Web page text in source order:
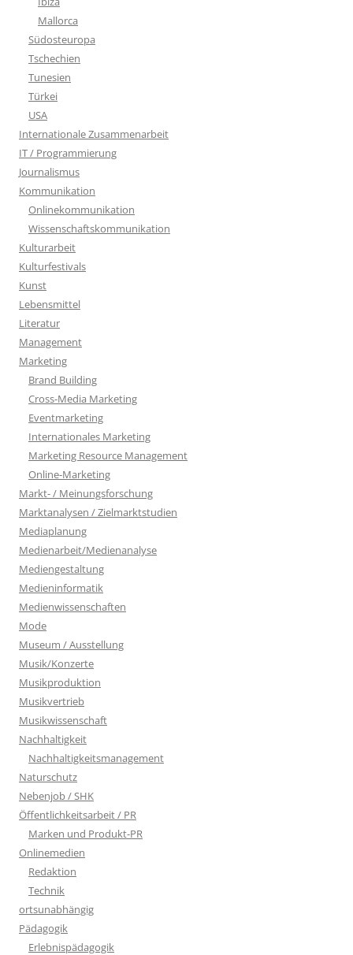
Mallorca
Südosteuropa
Tschechien
Tunesien
Türkei
USA
Internationale Zusammenarbeit
IT / Programmierung
Journalismus
Kommunikation
Onlinekommunikation
Wissenschaftskommunikation
Kulturarbeit
Kulturfestivals
Kunst
Lebensmittel
Literatur
Management
Marketing
Brand Building
Cross-Media Marketing
Eventmarketing
Internationales Marketing
Marketing Resource Management
Online-Marketing
Markt- / Meinungsforschung
Marktanalysen / Zielmarktstudien
Mediaplanung
Medienarbeit/Medienanalyse
Mediengestaltung
Medieninformatik
Medienwissenschaften
Mode
Museum / Ausstellung
Musik/Konzerte
Musikproduktion
Musikvertrieb
Musikwissenschaft
Nachhaltigkeit
Nachhaltigkeitsmanagement
Naturschutz
Nebenjob / SHK
Öffentlichkeitsarbeit / PR
Marken und Produkt-PR
Onlinemedien
Redaktion
Technik
ortsunabhängig
Pädagogik
Erlebnispädagogik